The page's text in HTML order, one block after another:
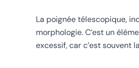
La poignée télescopique,
morphologie. C’est un
excessif, car c’est souvent